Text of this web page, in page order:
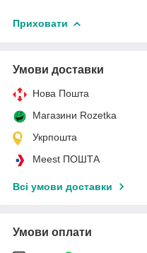
Приховати
Умови доставки
Нова Пошта
Магазини Rozetka
Укрпошта
Meest ПОШТА
Всі умови доставки
Умови оплати